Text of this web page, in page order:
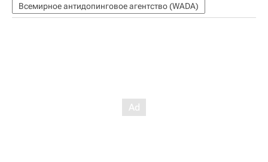
Всемирное антидопинговое агентство (WADA)